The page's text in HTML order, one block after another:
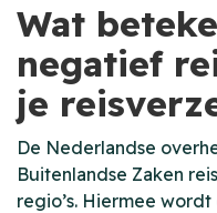
Wat
negatief
je
De Nederlandse
Buitenlandse Zaken
regio’s. Hiermee